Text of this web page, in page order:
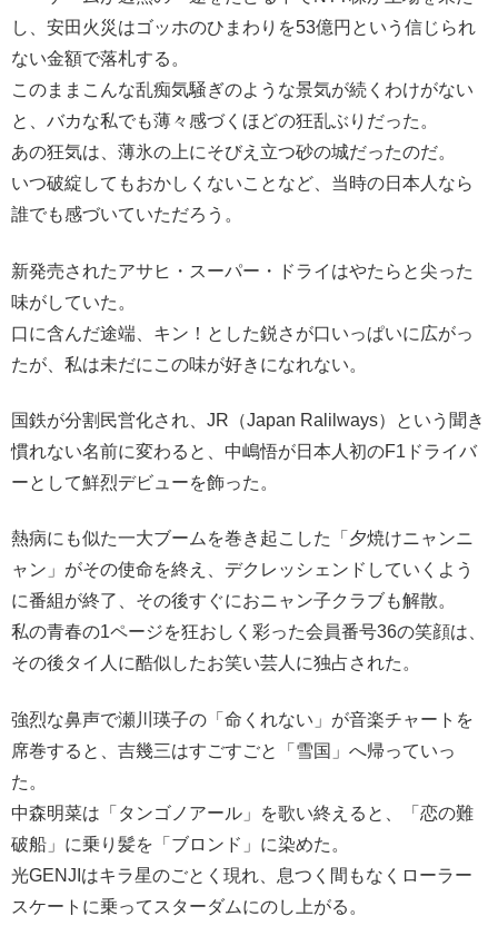
し、安田火災はゴッホのひまわりを53億円という信じられ
ない金額で落札する。
このままこんな乱痴気騒ぎのような景気が続くわけがない
と、バカな私でも薄々感づくほどの狂乱ぶりだった。
あの狂気は、薄氷の上にそびえ立つ砂の城だったのだ。
いつ破綻してもおかしくないことなど、当時の日本人なら
誰でも感づいていただろう。
新発売されたアサヒ・スーパー・ドライはやたらと尖った
味がしていた。
口に含んだ途端、キン！とした鋭さが口いっぱいに広がっ
たが、私は未だにこの味が好きになれない。
国鉄が分割民営化され、JR（Japan Ralilways）という聞き
慣れない名前に変わると、中嶋悟が日本人初のF1ドライバ
ーとして鮮烈デビューを飾った。
熱病にも似た一大ブームを巻き起こした「夕焼けニャンニ
ャン」がその使命を終え、デクレッシェンドしていくよう
に番組が終了、その後すぐにおニャン子クラブも解散。
私の青春の1ページを狂おしく彩った会員番号36の笑顔は、
その後タイ人に酷似したお笑い芸人に独占された。
強烈な鼻声で瀬川瑛子の「命くれない」が音楽チャートを
席巻すると、吉幾三はすごすごと「雪国」へ帰っていっ
た。
中森明菜は「タンゴノアール」を歌い終えると、「恋の難
破船」に乗り髪を「ブロンド」に染めた。
光GENJIはキラ星のごとく現れ、息つく間もなくローラー
スケートに乗ってスターダムにのし上がる。